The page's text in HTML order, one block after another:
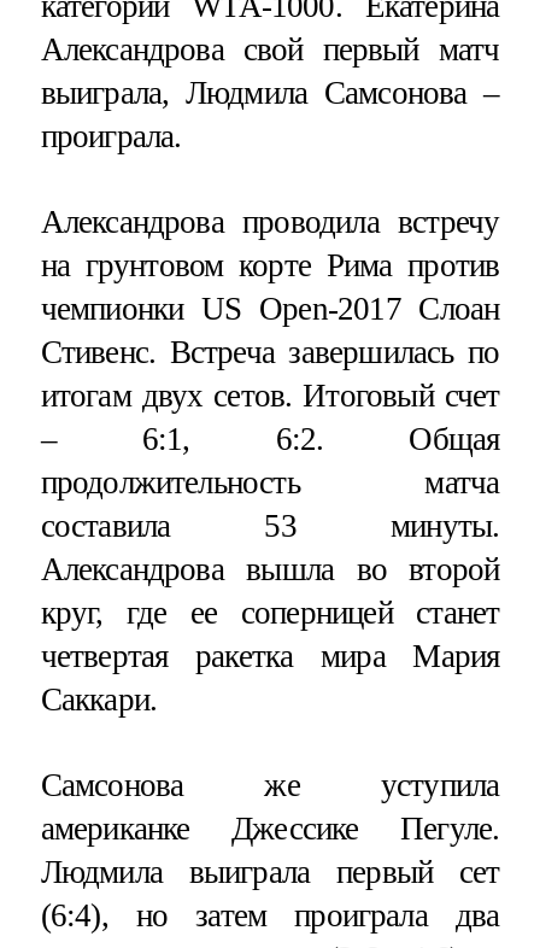
Александрова свой первый матч
выиграла, Людмила Самсонова –
проиграла.
Александрова проводила встречу
на грунтовом корте Рима против
чемпионки US Open-2017 Слоан
Стивенс. Встреча завершилась по
итогам двух сетов. Итоговый счет
– 6:1, 6:2. Общая
продолжительность матча
составила 53 минуты.
Александрова вышла во второй
круг, где ее соперницей станет
четвертая ракетка мира Мария
Саккари.
Самсонова же уступила
американке Джессике Пегуле.
Людмила выиграла первый сет
(6:4), но затем проиграла два